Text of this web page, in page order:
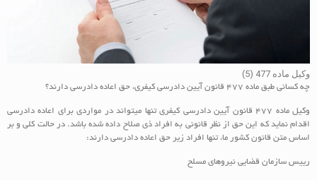
وکیل ماده 477 (5)
چه کسانی طبق ماده 477 قانون آیین دادرسی کیفری، حق اعاده دادرسی دارند؟
وکیل ماده 477 قانون آیین دادرسی کیفری تنها میتواند در مواردی برای اعاده دادرسی
اقدام نماید که این حق از نظر قانونی به افراد ذی صلاح داده شده باشد. در حالت کلی و بر
اساس متن قانون کشور ما، تنها افراد زیر حق اعاده دادرسی دارند:
رییس سازمان قضایی نیروهای مسلح